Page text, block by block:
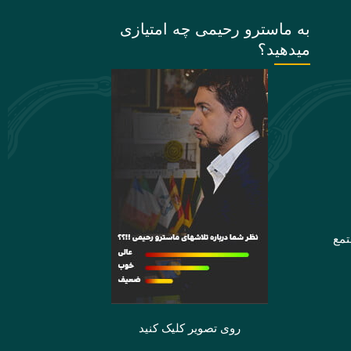
به ماسترو رحیمی چه امتیازی
میدهید؟
روی تصویر کلیک کنید